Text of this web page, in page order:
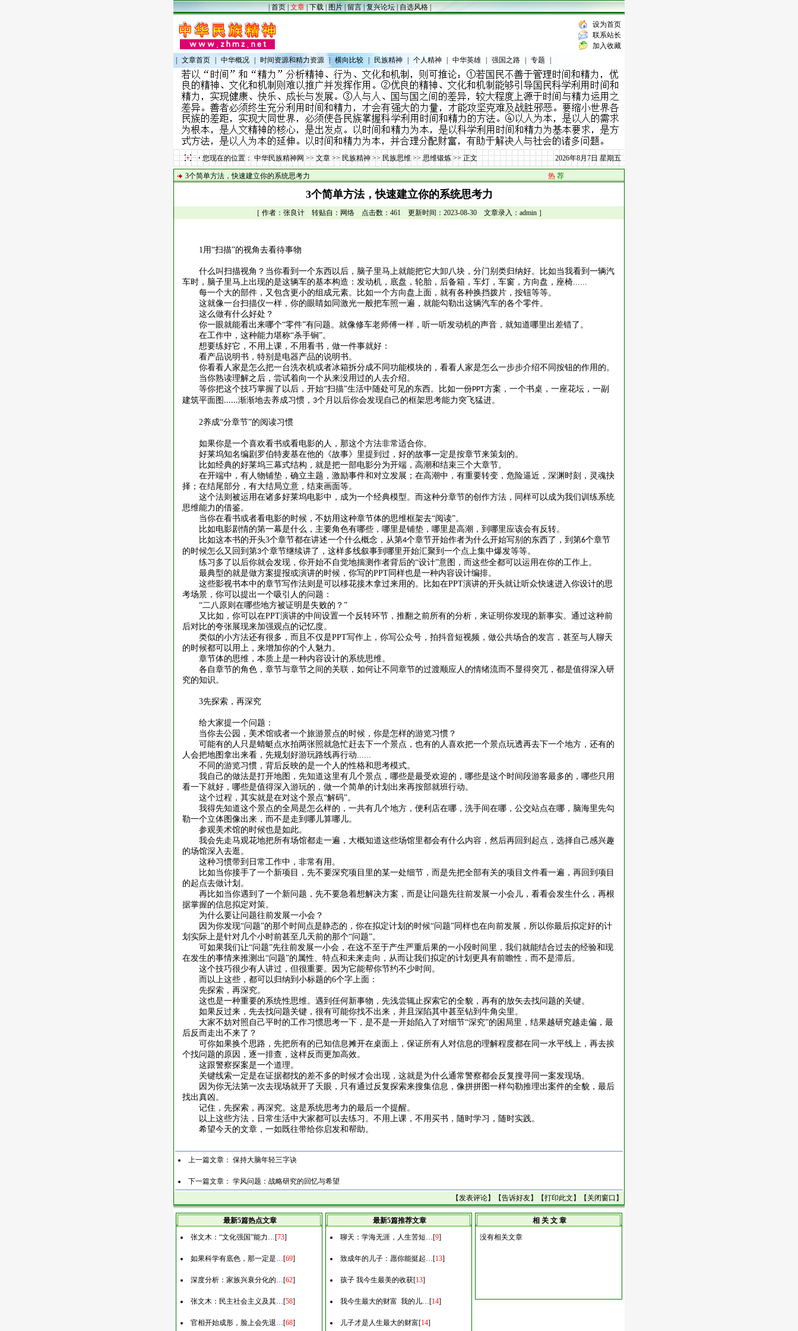
|首页|文章|下载| 图片|留言|复兴论坛 |自选风格
设为首页
联系站长
加入收藏
文章首页 中华概况 时间资源和精力资源 | 横向比较 民族精神 个人精神 中华英雄 强国之路 专题
您现在的位置：中华民族精神网>>文章>>民族精神>>民族思维>>思维锻炼>> 正文 2026年8月7日 星期五
3个简单方法，快速建立你的系统思考力 热 荐
3个简单方法，快速建立你的系统思考力
［ 作者：张良计 转贴自：网络 点击数：461 更新时间：2023-08-30 文章录入：admin ］
1用“扫描”的视角去看待事物
什么叫扫描视角？当你看到一个东西以后，脑子里马上就能把它大卸八块，分门别类归纳好。比如当我看到一辆汽
车时，脑子里马上出现的是这辆车的基本构造：发动机，底盘，轮胎，后备箱，车灯，车窗，方向盘，座椅......
每一个大的部件，又包含更小的组成元素。比如一个方向盘上面，就有各种换挡拨片，按钮等等。
这就像一台扫描仪一样，你的眼睛如同激光一般把车照一遍，就能勾勒出这辆汽车的各个零件。
这么做有什么好处？
你一眼就能看出来哪个“零件”有问题。就像修车老师傅一样，听一听发动机的声音，就知道哪里出差错了。
在工作中，这种能力堪称“杀手锏”。
想要练好它，不用上课，不用看书，做一件事就好：
看产品说明书，特别是电器产品的说明书。
你看看人家是怎么把一台洗衣机或者冰箱拆分成不同功能模块的，看看人家是怎么一步步介绍不同按钮的作用的。
当你熟读理解之后，尝试着向一个从来没用过的人去介绍。
等你把这个技巧掌握了以后，开始“扫描”生活中随处可见的东西。比如一份PPT方案，一个书桌，一座花坛，一副
建筑平面图 ......渐渐地去养成习惯， 3个月以后你会发现自己的框架思考能力突飞猛进。
2养成“分章节”的阅读习惯
如果你是一个喜欢看书或看电影的人，那这个方法非常适合你。
好莱坞知名编剧罗伯特麦基在他的《故事》里提到过，好的故事一定是按章节来策划的。
比如经典的好莱坞三幕式结构，就是把一部电影分为开端，高潮和结束三个大章节。
在开端中，有人物铺垫，确立主题，激励事件和对立发展；在高潮中，有重要转变，危险逼近，深渊时刻，灵魂抉
择；在结尾部分，有大结局立意，结束画面等。
这个法则被运用在诸多好莱坞电影中，成为一个经典模型。而这种分章节的创作方法，同样可以成为我们训练系统
思维能力的借鉴。
当你在看书或者看电影的时候，不妨用这种章节体的思维框架去“阅读”。
比如电影剧情的第一幕是什么，主要角色有哪些，哪里是铺垫，哪里是高潮，到哪里应该会有反转。
比如这本书的开头3个章节都在讲述一个什么概念，从第4个章节开始作者为什么开始写别的东西了，到第6个章节
的时候怎么又回到第3个章节继续讲了，这样多线叙事到哪里开始汇聚到一个点上集中爆发等等。
练习多了以后你就会发现，你开始不自觉地揣测作者背后的“设计”意图，而这些全都可以运用在你的工作上。
最典型的就是做方案提报或演讲的时候，你写的PPT 同样也是一种内容设计编排。
这些影视书本中的章节写作法则是可以移花接木拿过来用的。比如在PPT演讲的开头就让听众快速进入你设计的思
考场景，你可以提出一个吸引人的问题：
“二八原则在哪些地方被证明是失败的？”
又比如，你可以在PPT演讲的中间设置一个反转环节，推翻之前所有的分析，来证明你发现的新事实。通过这种前
后对比的夸张展现来加强观点的记忆度。
类似的小方法还有很多，而且不仅是PPT写作上，你写公众号，拍抖音短视频，做公共场合的发言，甚至与人聊天
的时候都可以用上，来增加你的个人魅力。
章节体的思维，本质上是一种内容设计的系统思维。
各自章节的角色，章节与章节之间的关联，如何让不同章节的过渡顺应人的情绪流而不显得突兀，都是值得深入研
究的知识。
3先探索，再深究
给大家提一个问题：
当你去公园，美术馆或者一个旅游景点的时候，你是怎样的游览习惯？
可能有的人只是蜻蜓点水拍两张照就急忙赶去下一个景点，也有的人喜欢把一个景点玩透再去下一个地方，还有的
人会把地图拿出来看，先规划好游玩路线再行动......
不同的游览习惯，背后反映的是一个人的性格和思考模式。
我自己的做法是打开地图，先知道这里有几个景点，哪些是最受欢迎的，哪些是这个时间段游客最多的，哪些只用
看一下就好，哪些是值得深入游玩的，做一个简单的计划出来再按部就班行动。
这个过程，其实就是在对这个景点“解码”。
我得先知道这个景点的全局是怎么样的，一共有几个地方，便利店在哪，洗手间在哪，公交站点在哪，脑海里先勾
勒一个立体图像出来，而不是走到哪儿算哪儿。
参观美术馆的时候也是如此。
我会先走马观花地把所有场馆都走一遍，大概知道这些场馆里都会有什么内容，然后再回到起点，选择自己感兴趣
的场馆深入去逛。
这种习惯带到日常工作中，非常有用。
比如当你接手了一个新项目，先不要深究项目里的某一处细节，而是先把全部有关的项目文件看一遍，再回到项目
的起点去做计划。
再比如当你遇到了一个新问题，先不要急着想解决方案，而是让问题先往前发展一小会儿，看看会发生什么，再根
据掌握的信息拟定对策。
为什么要让问题往前发展一小会？
因为你发现“问题”的那个时间点是静态的，你在拟定计划的时候“问题”同样也在向前发展，所以你最后拟定好的计
划实际上是针对几个小时前甚至几天前的那个“问题”。
可如果我们让“问题”先往前发展一小会，在这不至于产生严重后果的一小段时间里，我们就能结合过去的经验和现
在发生的事情来推测出“问题”的属性、特点和未来走向，从而让我们拟定的计划更具有前瞻性，而不是滞后。
这个技巧很少有人讲过，但很重要。因为它能帮你节约不少时间。
而以上这些，都可以归纳到小标题的6个字上面：
先探索，再深究。
这也是一种重要的系统性思维。遇到任何新事物，先浅尝辄止探索它的全貌，再有的放矢去找问题的关键。
如果反过来，先去找问题关键，很有可能你找不出来，并且深陷其中甚至钻到牛角尖里。
大家不妨对照自己平时的工作习惯思考一下，是不是一开始陷入了对细节“深究”的困局里，结果越研究越走偏，最
后反而走出不来了？
可你如果换个思路，先把所有的已知信息摊开在桌面上，保证所有人对信息的理解程度都在同一水平线上，再去挨
个找问题的原因，逐一排查，这样反而更加高效。
这跟警察探案是一个道理。
关键线索一定是在证据都找的差不多的时候才会出现，这就是为什么通常警察都会反复搜寻同一案发现场。
因为你无法第一次去现场就开了天眼，只有通过反复探索来搜集信息，像拼拼图一样勾勒推理出案件的全貌，最后
找出真凶。
记住，先探索，再深究。这是系统思考力的最后一个提醒。
以上这些方法，日常生活中大家都可以去练习。不用上课，不用买书，随时学习，随时实践。
希望今天的文章，一如既往带给你启发和帮助。
上一篇文章： 保持大脑年轻三字诀
下一篇文章： 学风问题：战略研究的回忆与希望
【发表评论】【告诉好友】【打印此文 】【 关闭窗口 】
最新5篇热点文章
张文木：“文化强国”能力…[73]
如果科学有底色，那一定是…[69]
深度分析：家族兴衰分化的…[62]
张文木：民主社会主义及其…[58]
官相开始成形，脸上会先退…[68]
最新5篇推荐文章
聊天：学海无涯，人生苦短…[9]
致成年的儿子：愿你能挺起…[13]
孩子 我今生最美的收获[13]
我今生最大的财富 我的儿…[14]
儿子才是人生最大的财富[14]
相 关 文 章
没有相关文章